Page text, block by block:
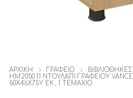
ΑΡΧΙΚΉ ΓΡΑΦΕΙΟ
ΒΙΒΛΙΟΘΉΚΕΣ
HM2050.11 ΝΤΟΥΛΑΠΙ ΓΡΑΦΕΙΟΥ
60Χ46Χ75Υ ΕΚ., 1 ΤΕΜΆΧΙΟ